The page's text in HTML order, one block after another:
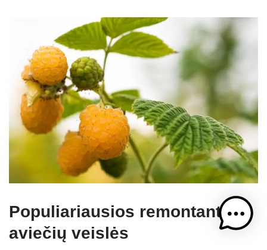
Populiariausios remontantinių
aviečių veislės